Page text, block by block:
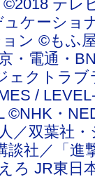
テ
ケーシ
ン ©もふ
・電通・
ェクトラ
/
©NHK・
／双葉社
社／「進
ろ JR東